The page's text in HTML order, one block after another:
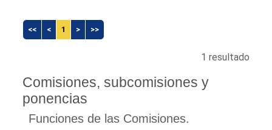
<< < 1 > >>
1 resultado
Comisiones, subcomisiones y
ponencias
Funciones de las Comisiones.